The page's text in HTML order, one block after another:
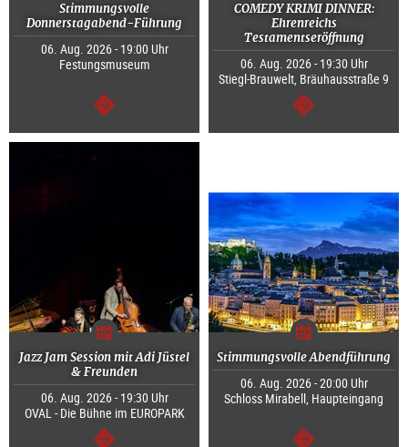
Stimmungsvolle
Donnerstagabend-Führung
06. Aug. 2026 - 19:00 Uhr
Festungsmuseum
weiter
COMEDY KRIMI DINNER:
Ehrenreichs
Testamentseröffnung
06. Aug. 2026 - 19:30 Uhr
Stiegl-Brauwelt, Bräuhausstraße 9
weiter
Jazz Jam Session mit Adi Jüstel
& Freunden
06. Aug. 2026 - 19:30 Uhr
OVAL - Die Bühne im EUROPARK
Stimmungsvolle Abendführung
06. Aug. 2026 - 20:00 Uhr
Schloss Mirabell, Haupteingang